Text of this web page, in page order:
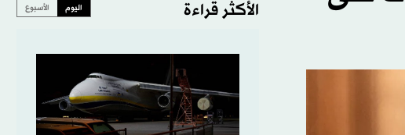
الأكثر قراءة اليوم الأسبوع